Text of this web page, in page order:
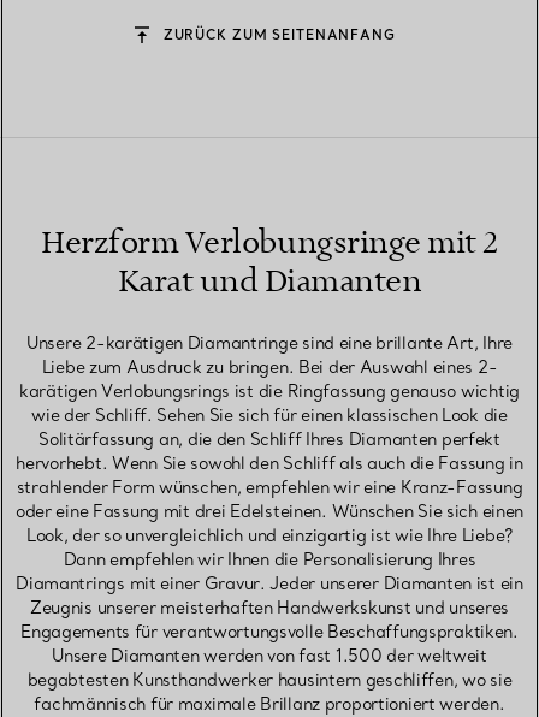
ZURÜCK ZUM SEITENANFANG
Herzform Verlobungsringe mit 2
Karat und Diamanten
Unsere 2-karätigen Diamantringe sind eine brillante Art, Ihre
Liebe zum Ausdruck zu bringen. Bei der Auswahl eines 2-
karätigen Verlobungsrings ist die Ringfassung genauso wichtig
wie der Schliff. Sehen Sie sich für einen klassischen Look die
Solitärfassung an, die den Schliff Ihres Diamanten perfekt
hervorhebt. Wenn Sie sowohl den Schliff als auch die Fassung in
strahlender Form wünschen, empfehlen wir eine Kranz-Fassung
oder eine Fassung mit drei Edelsteinen. Wünschen Sie sich einen
Look, der so unvergleichlich und einzigartig ist wie Ihre Liebe?
Dann empfehlen wir Ihnen die Personalisierung Ihres
Diamantrings mit einer Gravur. Jeder unserer Diamanten ist ein
Zeugnis unserer meisterhaften Handwerkskunst und unseres
Engagements für verantwortungsvolle Beschaffungspraktiken.
Unsere Diamanten werden von fast 1.500 der weltweit
begabtesten Kunsthandwerker hausintern geschliffen, wo sie
fachmännisch für maximale Brillanz proportioniert werden.